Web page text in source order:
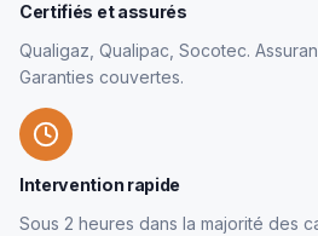
Certifiés et assurés
Qualigaz, Qualipac, Socotec.
Garanties couvertes.
Intervention rapide
Sous 2 heures dans la majorité des